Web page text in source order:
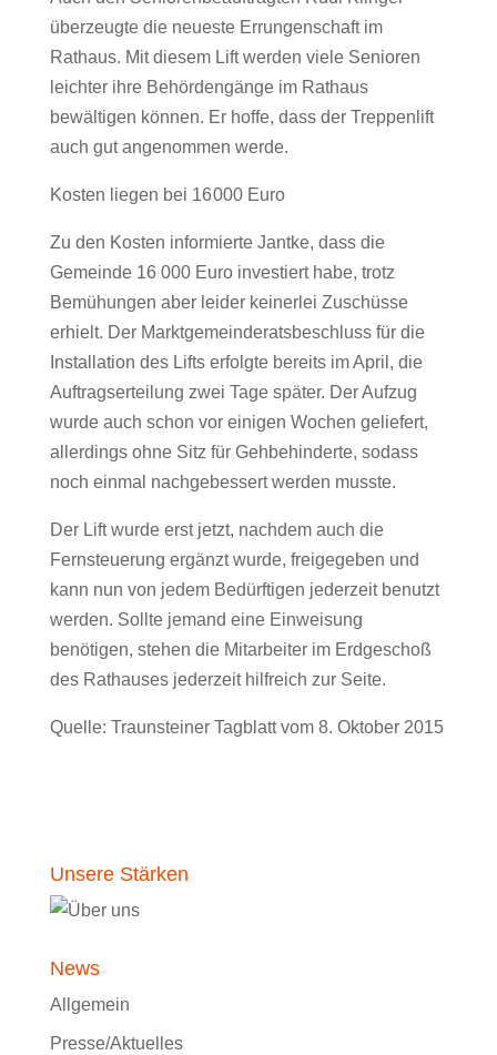
überzeugte die neueste Errungenschaft im
Rathaus. Mit diesem Lift werden viele Senioren
leichter ihre Behördengänge im Rathaus
bewältigen können. Er hoffe, dass der Treppenlift
auch gut angenommen werde.
Kosten liegen bei 16 000 Euro
Zu den Kosten informierte Jantke, dass die
Gemeinde 16 000 Euro investiert habe, trotz
Bemühungen aber leider keinerlei Zuschüsse
erhielt. Der Marktgemeinderatsbeschluss für die
Installation des Lifts erfolgte bereits im April, die
Auftragserteilung zwei Tage später. Der Aufzug
wurde auch schon vor einigen Wochen geliefert,
allerdings ohne Sitz für Gehbehinderte, sodass
noch einmal nachgebessert werden musste.
Der Lift wurde erst jetzt, nachdem auch die
Fernsteuerung ergänzt wurde, freigegeben und
kann nun von jedem Bedürftigen jederzeit benutzt
werden. Sollte jemand eine Einweisung
benötigen, stehen die Mitarbeiter im Erdgeschoß
des Rathauses jederzeit hilfreich zur Seite.
Quelle: Traunsteiner Tagblatt vom 8. Oktober 2015
Unsere Stärken
News
Allgemein
Presse/Aktuelles